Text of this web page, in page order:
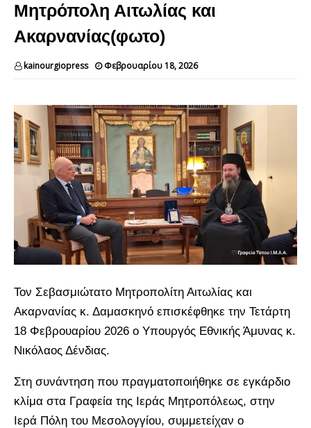
Μητρόπολη Αιτωλίας και
Ακαρνανίας(φωτο)
kainourgiopress Φεβρουαρίου 18, 2026
Τον Σεβασμιώτατο Μητροπολίτη Αιτωλίας και
Ακαρνανίας κ. Δαμασκηνό επισκέφθηκε την Τετάρτη
18 Φεβρουαρίου 2026 ο Υπουργός Εθνικής Άμυνας κ.
Νικόλαος Δένδιας.
Στη συνάντηση που πραγματοποιήθηκε σε εγκάρδιο
κλίμα στα Γραφεία της Ιεράς Μητροπόλεως, στην
Ιερά Πόλη του Μεσολογγίου, συμμετείχαν ο